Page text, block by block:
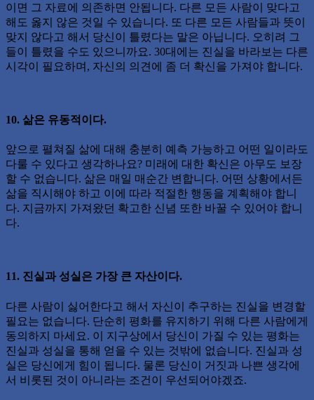
이면 그 자료에 의존하면 안됩니다. 다른 모든 사람이 맞다고
해도 옳지 않은 것일 수 있습니다. 또 다른 모든 사람들과 뜻이
맞지 않다고 해서 당신이 틀렸다는 말은 아닙니다. 오히려 그
들이 틀렸을 수도 있으니까요. 30대에는 진실을 바라보는 다른
시각이 필요하며, 자신의 의견에 좀 더 확신을 가져야 합니다.
10. 삶은 유동적이다.
앞으로 펼쳐질 삶에 대해 충분히 예측 가능하고 어떤 일이라도
다룰 수 있다고 생각하나요? 미래에 대한 확신은 아무도 보장
할 수 없습니다. 삶은 매일 매순간 변합니다. 어떤 상황에서든
삶을 직시해야 하고 이에 따라 적절한 행동을 계획해야 합니
다. 지금까지 가져왔던 확고한 신념 또한 바꿀 수 있어야 합니
다.
11. 진실과 성실은 가장 큰 자산이다.
다른 사람이 싫어한다고 해서 자신이 추구하는 진실을 변경할
필요는 없습니다. 단순히 평화를 유지하기 위해 다른 사람에게
동의하지 마세요. 이 지구상에서 당신이 가질 수 있는 평화는
진실과 성실을 통해 얻을 수 있는 것밖에 없습니다. 진실과 성
실은 당신에게 힘이 됩니다. 물론 당신이 거짓과 나쁜 생각에
서 비롯된 것이 아니라는 조건이 우선되어야겠죠.